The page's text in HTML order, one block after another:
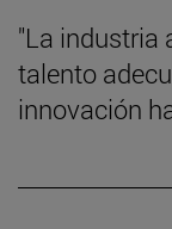
"La industria
talento
innovación